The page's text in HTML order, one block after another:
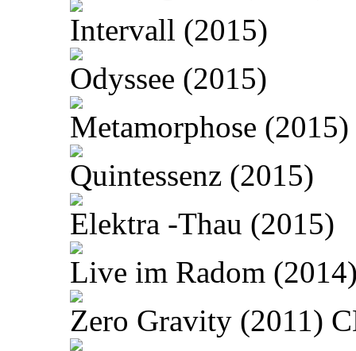
Intervall (2015)
Odyssee (2015)
Metamorphose (2015)
Quintessenz (2015)
Elektra -Thau (2015)
Live im Radom
Zero Gravity (2011)